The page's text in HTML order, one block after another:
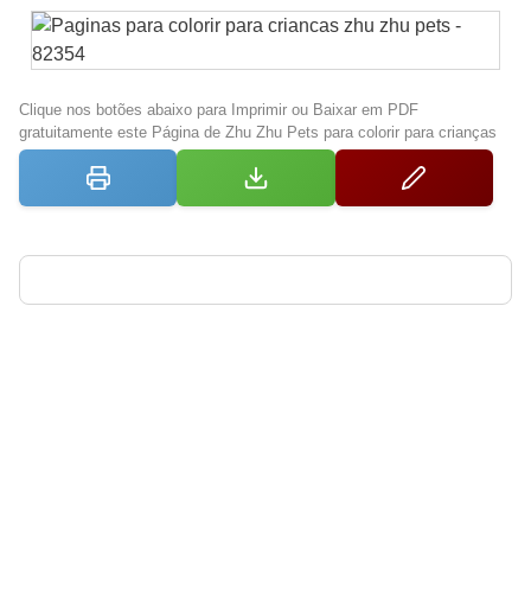
Clique nos botões abaixo para Imprimir ou Baixar em PDF
gratuitamente este Página de Zhu Zhu Pets para colorir para crianças